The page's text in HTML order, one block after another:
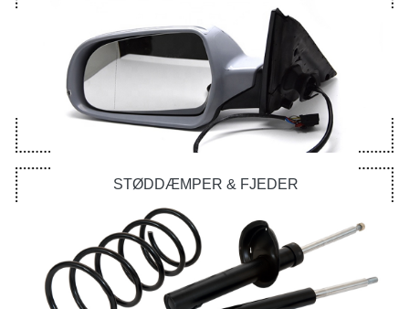
STØDDÆMPER & FJEDER